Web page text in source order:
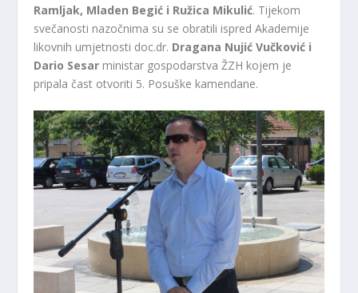
Ramljak, Mladen Begić i Ružica Mikulić. Tijekom
svečanosti nazočnima su se obratili ispred Akademije
likovnih umjetnosti doc.dr. Dragana Nujić Vučković i
Dario Sesar ministar gospodarstva ŽZH kojem je
pripala čast otvoriti 5. Posuške kamendane.